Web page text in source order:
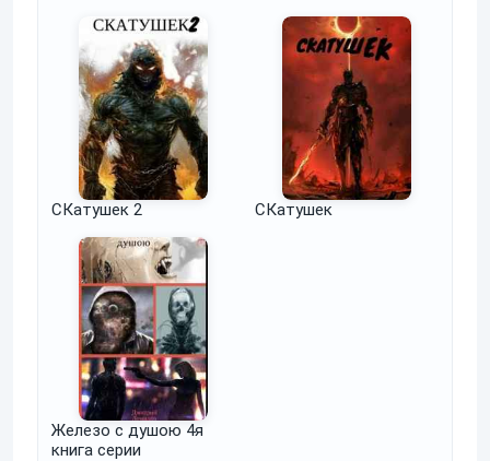
СКатушек 2 СКатушек
Железо с душою 4я
книга серии